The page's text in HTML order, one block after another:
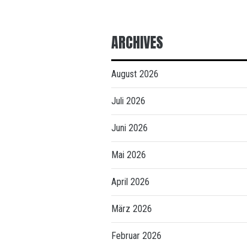
ARCHIVES
August 2026
Juli 2026
Juni 2026
Mai 2026
April 2026
März 2026
Februar 2026